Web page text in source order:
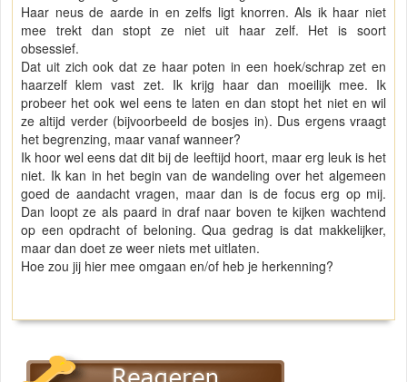
Haar neus de aarde in en zelfs ligt knorren. Als ik haar niet
mee trekt dan stopt ze niet uit haar zelf. Het is soort
obsessief.
Dat uit zich ook dat ze haar poten in een hoek/schrap zet en
haarzelf klem vast zet. Ik krijg haar dan moeilijk mee. Ik
probeer het ook wel eens te laten en dan stopt het niet en wil
ze altijd verder (bijvoorbeeld de bosjes in). Dus ergens vraagt
het begrenzing, maar vanaf wanneer?
Ik hoor wel eens dat dit bij de leeftijd hoort, maar erg leuk is het
niet. Ik kan in het begin van de wandeling over het algemeen
goed de aandacht vragen, maar dan is de focus erg op mij.
Dan loopt ze als paard in draf naar boven te kijken wachtend
op een opdracht of beloning. Qua gedrag is dat makkelijker,
maar dan doet ze weer niets met uitlaten.
Hoe zou jij hier mee omgaan en/of heb je herkenning?